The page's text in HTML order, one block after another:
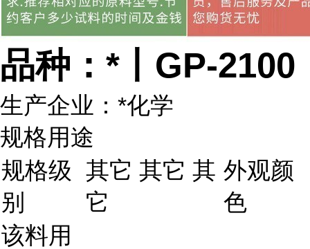
品种：*丨GP-2100
生产企业：*化学
规格用途
规格级
别
其它 其它 其
它
外观颜
色
该料用